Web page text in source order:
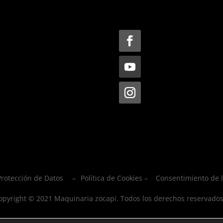
de Datos – Política de Cookies – Consentimiento de
© 2021 Maquinaria zocapi. Todos los derechos reservados